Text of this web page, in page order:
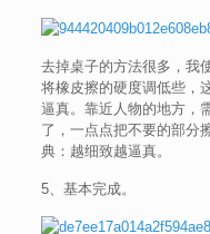
去掉桌子的方法很多，我
将橡皮擦的硬度调低些，
逼真。靠近人物的地方，
了，一点点把不要的部分
典：越细致越逼真。
5、基本完成。